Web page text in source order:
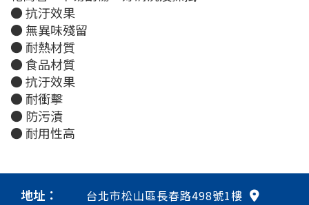
● 抗汙效果
● 無異味殘留
● 耐熱材質
● 食品材質
● 抗汙效果
● 耐衝擊
● 防污漬
● 耐用性高
地址： 台北市松山區長春路498號1樓